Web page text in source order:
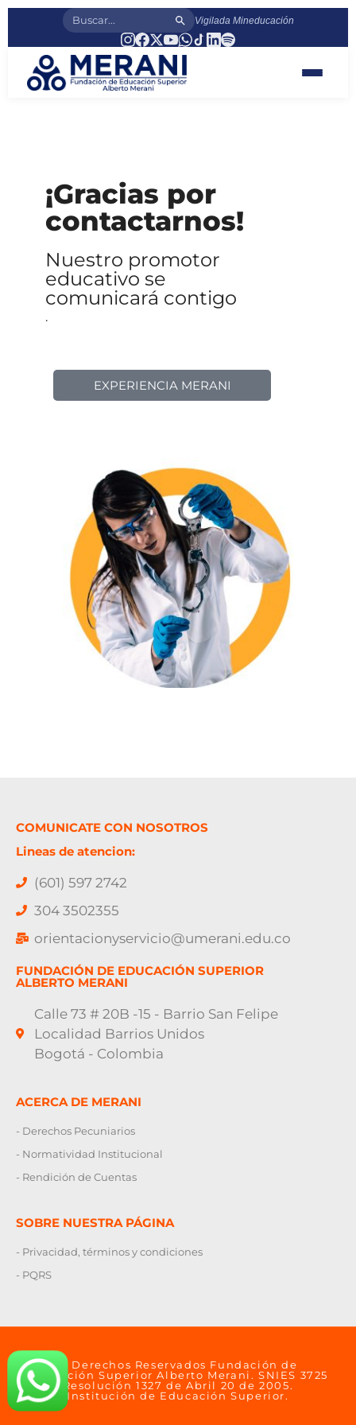
Vigilada Mineducación
¡Gracias por
contactarnos!
Nuestro promotor
educativo se
comunicará contigo
.
EXPERIENCIA MERANI
COMUNICATE CON NOSOTROS
Lineas de atencion:
(601) 597 2742
304 3502355
orientacionyservicio@umerani.edu.co
FUNDACIÓN DE EDUCACIÓN SUPERIOR
ALBERTO MERANI
Calle 73 # 20B -15 - Barrio San Felipe
Localidad Barrios Unidos
Bogotá - Colombia
ACERCA DE MERANI
- Derechos Pecuniarios
- Normatividad Institucional
- Rendición de Cuentas
SOBRE NUESTRA PÁGINA
- Privacidad, términos y condiciones
- PQRS
© Derechos Reservados Fundación de
Educación Superior Alberto Merani. SNIES 3725
Resolución 1327 de Abril 20 de 2005.
Institución de Educación Superior.